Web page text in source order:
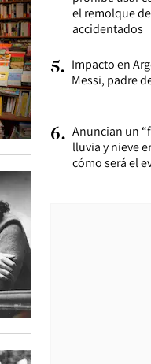
el remolque
accidentados
5. Impacto en
Messi, padre
6. Anuncian un
lluvia y nieve
cómo será el